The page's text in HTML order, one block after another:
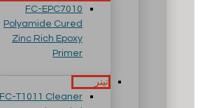
FC-EPC7010
Polyamide Cured
Zinc Rich Epoxy
Primer
تینر
FC-T1011 Cleaner